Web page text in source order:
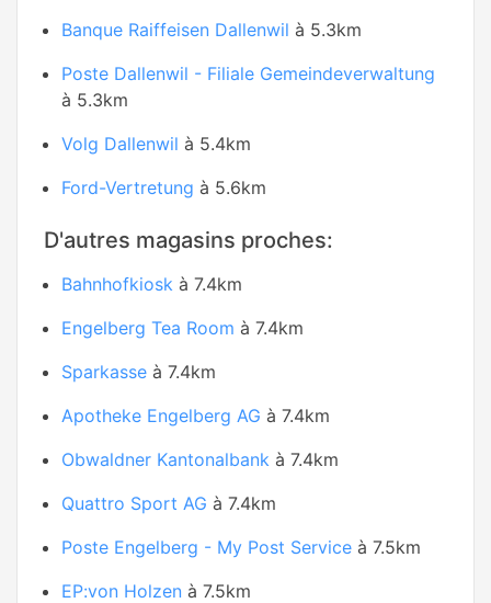
Banque Raiffeisen Dallenwil à 5.3km
Poste Dallenwil - Filiale Gemeindeverwaltung
à 5.3km
Volg Dallenwil à 5.4km
Ford-Vertretung à 5.6km
D'autres magasins proches:
Bahnhofkiosk à 7.4km
Engelberg Tea Room à 7.4km
Sparkasse à 7.4km
Apotheke Engelberg AG à 7.4km
Obwaldner Kantonalbank à 7.4km
Quattro Sport AG à 7.4km
Poste Engelberg - My Post Service à 7.5km
EP:von Holzen à 7.5km